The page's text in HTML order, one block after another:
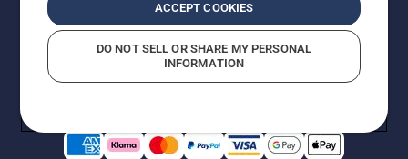
suositushintoja (sis. alv), ellei tuotetta voi ostaa
suoraan verkkosivustoltamme.
EvästekäytäntöKäyttöehdotTietosuojailmoitusTiedot
Epäillyistä rikkomuksista ilmoittaminen
ACCEPT COOKIES
DO NOT SELL OR SHARE MY PERSONAL
INFORMATION